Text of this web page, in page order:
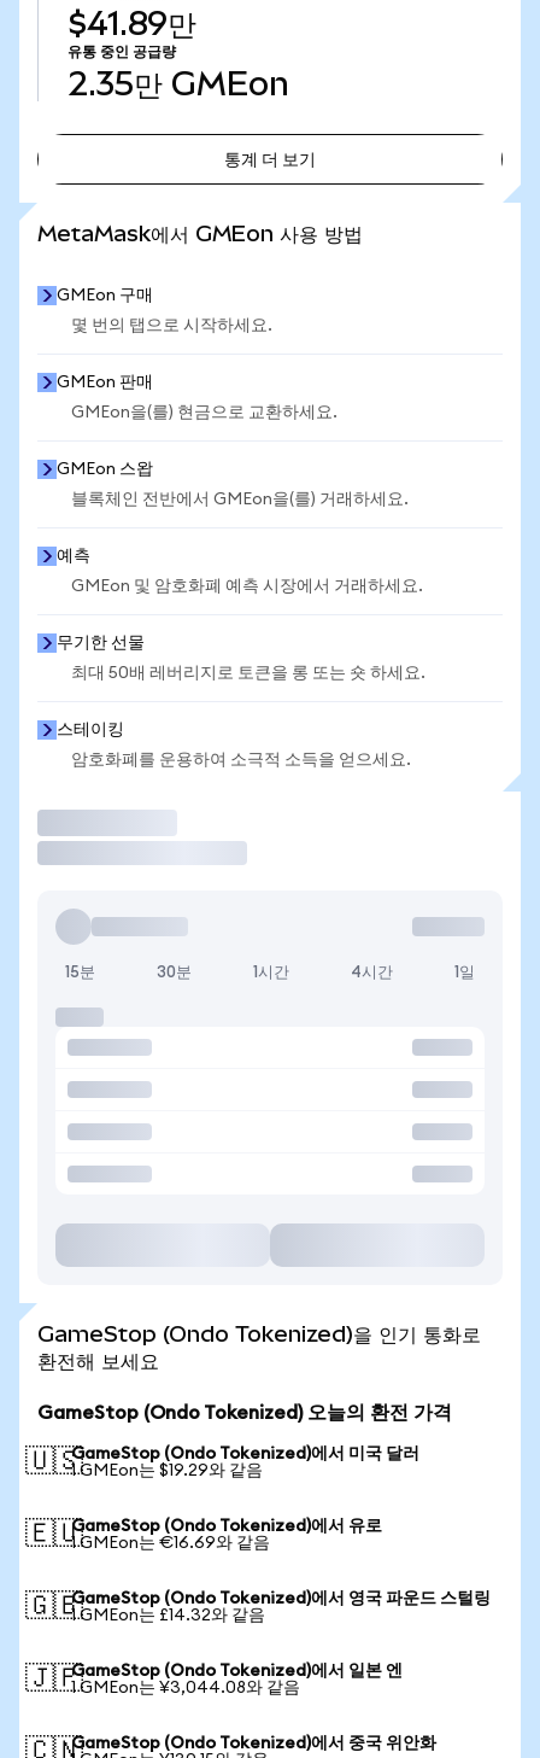
$41.89만
유통 중인 공급량
2.35만 GMEon
통계 더 보기
MetaMask에서 GMEon 사용 방법
GMEon 구매
몇 번의 탭으로 시작하세요.
GMEon 판매
GMEon을(를) 현금으로 교환하세요.
GMEon 스왑
블록체인 전반에서 GMEon을(를) 거래하세요.
예측
GMEon 및 암호화폐 예측 시장에서 거래하세요.
무기한 선물
최대 50배 레버리지로 토큰을 롱 또는 숏 하세요.
스테이킹
암호화폐를 운용하여 소극적 소득을 얻으세요.
15분 30분 1시간 4시간 1일
GameStop (Ondo Tokenized)을 인기 통화로
환전해 보세요
GameStop (Ondo Tokenized) 오늘의 환전 가격
🇺🇸GameStop (Ondo Tokenized)에서 미국 달러
1 GMEon는 $19.29와 같음
🇪🇺GameStop (Ondo Tokenized)에서 유로
1 GMEon는 €16.69와 같음
🇬🇧GameStop (Ondo Tokenized)에서 영국 파운드 스털링
1 GMEon는 £14.32와 같음
🇯🇵GameStop (Ondo Tokenized)에서 일본 엔
1 GMEon는 ¥3,044.08와 같음
🇨🇳GameStop (Ondo Tokenized)에서 중국 위안화